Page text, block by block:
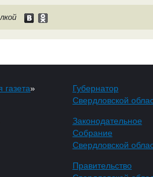
газета»
Губернатор
Свердловской
Законодательное
Собрание
Свердловской
Правительство